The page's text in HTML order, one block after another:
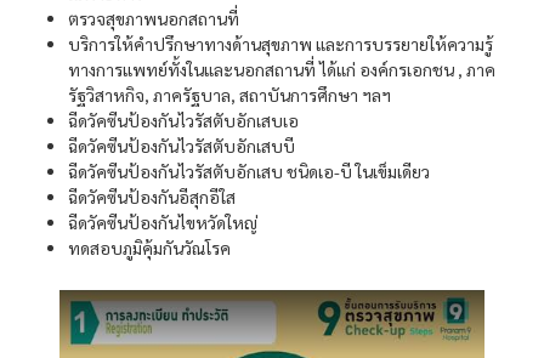
ตรวจสุขภาพนอกสถานที่
บริการให้คำปรึกษาทางด้านสุขภาพ และการบรรยายให้ความรู้
ทางการแพทย์ทั้งในและนอกสถานที่ ได้แก่ องค์กรเอกชน , ภาค
รัฐวิสาหกิจ, ภาครัฐบาล, สถาบันการศึกษา ฯลฯ
ฉีดวัคซีนป้องกันไวรัสตับอักเสบเอ
ฉีดวัคซีนป้องกันไวรัสตับอักเสบบี
ฉีดวัคซีนป้องกันไวรัสตับอักเสบ ชนิดเอ-บี ในเข็มเดียว
ฉีดวัคซีนป้องกันอีสุกอีใส
ฉีดวัคซีนป้องกันไขหวัดใหญ่
ทดสอบภูมิคุ้มกันวัณโรค